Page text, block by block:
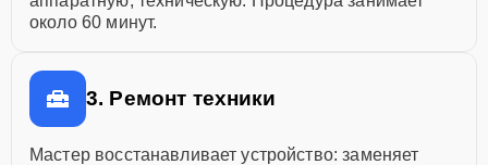
около 60 минут.
3. Ремонт техники
Мастер восстанавливает устройство: заменяет